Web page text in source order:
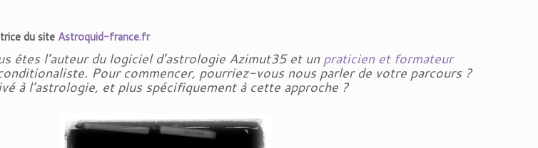
du site Astroquid-france.fr
êtes l’auteur du logiciel d’astrologie Azimut35 et unpraticien et formateur
Pour commencer, pourriez-vous nous parler de votre parcours ?
à l’astrologie, et plus spécifiquement à cette approche ?